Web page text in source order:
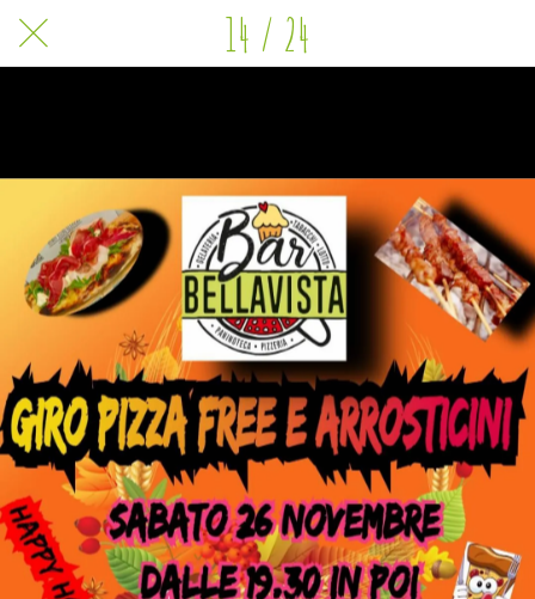
14 / 24